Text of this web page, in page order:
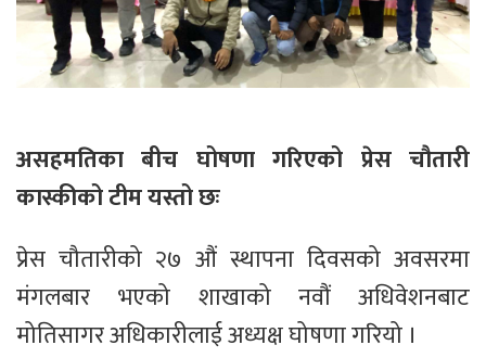
असहमतिका बीच घोषणा गरिएको प्रेस चौतारी
कास्कीको टीम यस्तो छः
प्रेस चौतारीको २७ औं स्थापना दिवसको अवसरमा
मंगलबार भएको शाखाको नवौं अधिवेशनबाट
मोतिसागर अधिकारीलाई अध्यक्ष घोषणा गरियो ।